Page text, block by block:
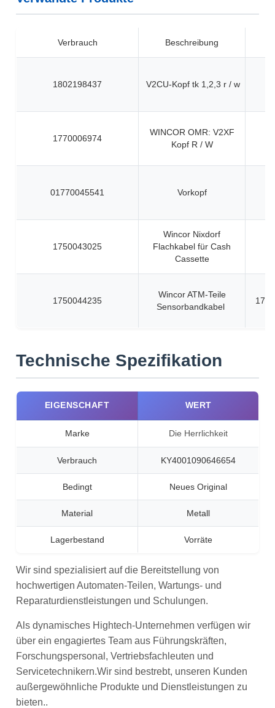
Verbrauch Beschreibung
1802198437 V2CU-Kopf tk 1,2,3 r / w
1770006974
WINCOR OMR: V2XF
Kopf R / W
01770045541 Vorkopf
1750043025
Wincor Nixdorf
Flachkabel für Cash
Cassette
1750044235
Wincor ATM-Teile
Sensorbandkabel
Technische Spezifikation
EIGENSCHAFT WERT
Marke Die Herrlichkeit
Verbrauch KY4001090646654
Bedingt Neues Original
Material Metall
Lagerbestand Vorräte
Wir sind spezialisiert auf die Bereitstellung von
hochwertigen Automaten-Teilen, Wartungs- und
Reparaturdienstleistungen und Schulungen.
Als dynamisches Hightech-Unternehmen verfügen wir
über ein engagiertes Team aus Führungskräften,
Forschungspersonal, Vertriebsfachleuten und
Servicetechnikern.Wir sind bestrebt, unseren Kunden
außergewöhnliche Produkte und Dienstleistungen zu
bieten..